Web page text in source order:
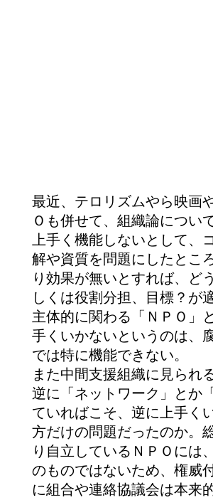
最近、テロリズムやら映画
Ｏも併せて、組織論につい
上手く機能しないとして
解や資質を問題にしたとこ
り効果が無いとすれば、ど
しくは役割分担、目標？が
主体的に関わる「ＮＰＯ」
手くいかないというのは、
では特に機能できない。
また中間支援組織に見られ
逆に「ネットワーク」とか
ていればこそ、逆に上手く
方だけの問題だったのか。
り自立しているＮＰＯには
のものではないため、権威
に組合や連絡協議会は本来